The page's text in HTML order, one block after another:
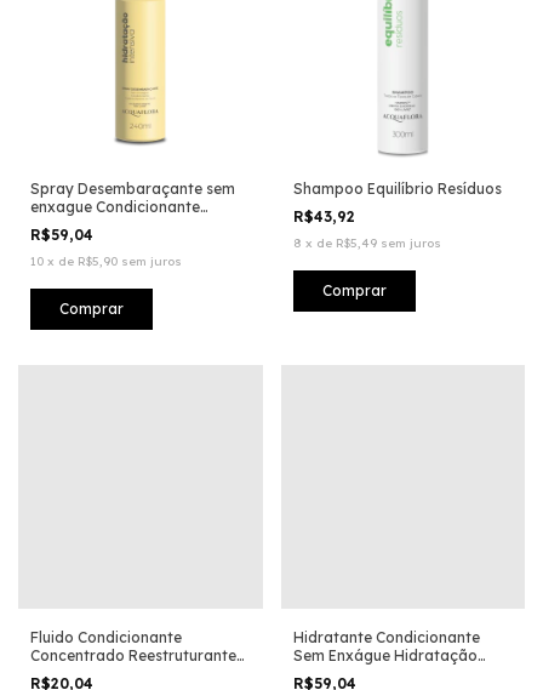
Spray Desembaraçante sem
enxague Condicionante
Hidratação Intensiva
R$59,04
10 x de R$5,90 sem juros
Shampoo Equilíbrio Resíduos
R$43,92
8 x de R$5,49 sem juros
Fluido Condicionante
Concentrado Reestruturante
Pós Coloração
R$20,04
Hidratante Condicionante
Sem Enxágue Hidratação
Intensiva
R$59,04